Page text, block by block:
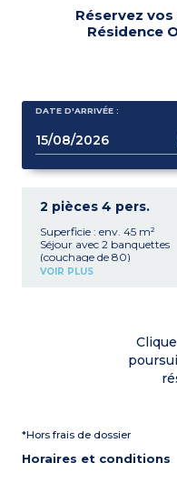
Réservez
Résidence
DATE D'ARRIVÉE :
2 pièces 4 pers.
Superficie : env. 45 m²
Séjour avec 2 banquettes
(couchage de 80)
Chambre avec un lit
Salle de bains, WC séparé
Terrasse de 12 m² avec vue
VOIR PLUS
*Hors frais de dossier
Horaires et conditions